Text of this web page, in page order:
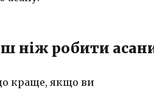
ніж робити
краще, якщо ви